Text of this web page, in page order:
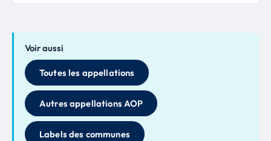
Voir aussi
Toutes les appellations
Autres appellations AOP
Labels des communes